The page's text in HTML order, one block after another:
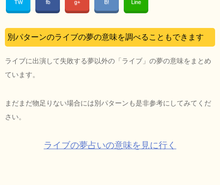
TW fb g+ B! Line
別パターンのライブの夢の意味を調べることもできます
ライブに出演して失敗する夢以外の「ライブ」の夢の意味をまとめ
ています。
まだまだ物足りない場合には別パターンも是非参考にしてみてくだ
さい。
ライブの夢占いの意味を見に行く